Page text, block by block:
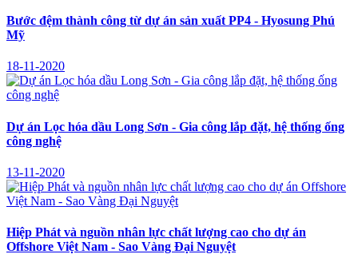
Bước đệm thành công từ dự án sản xuất PP4 - Hyosung Phú
Mỹ
18-11-2020
Dự án Lọc hóa dầu Long Sơn - Gia công lắp đặt, hệ thống ống
công nghệ
13-11-2020
Hiệp Phát và nguồn nhân lực chất lượng cao cho dự án
Offshore Việt Nam - Sao Vàng Đại Nguyệt